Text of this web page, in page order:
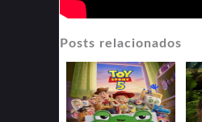
Posts relacionados